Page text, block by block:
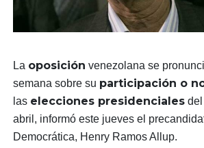
La oposición venezolana se
semana sobre su participación o
las elecciones presidencialesdel
abril, informó este jueves el
Democrática, Henry Ramos Allup.